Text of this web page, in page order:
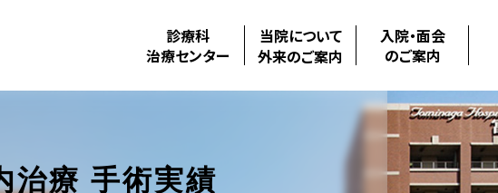
診療科
治療センター
当院について
外来のご案内
入院・面会
のご案内
治療 手術実績